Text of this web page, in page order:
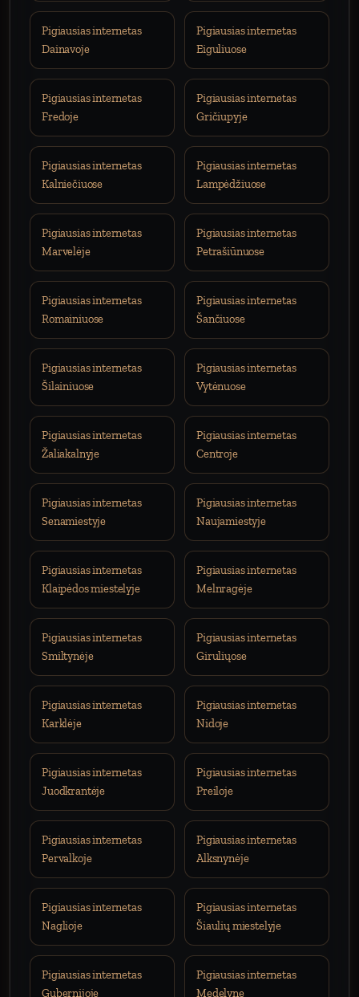
Pigiausias internetas
Dainavoje
Pigiausias internetas
Eiguliuose
Pigiausias internetas
Fredoje
Pigiausias internetas
Gričiupyje
Pigiausias internetas
Kalniečiuose
Pigiausias internetas
Lampėdžiuose
Pigiausias internetas
Marvelėje
Pigiausias internetas
Petrašiūnuose
Pigiausias internetas
Romainiuose
Pigiausias internetas
Šančiuose
Pigiausias internetas
Šilainiuose
Pigiausias internetas
Vytėnuose
Pigiausias internetas
Žaliakalnyje
Pigiausias internetas
Centroje
Pigiausias internetas
Senamiestyje
Pigiausias internetas
Naujamiestyje
Pigiausias internetas
Klaipėdos miestelyje
Pigiausias internetas
Melnragėje
Pigiausias internetas
Smiltynėje
Pigiausias internetas
Giruliųose
Pigiausias internetas
Karklėje
Pigiausias internetas
Nidoje
Pigiausias internetas
Juodkrantėje
Pigiausias internetas
Preiloje
Pigiausias internetas
Pervalkoje
Pigiausias internetas
Alksnynėje
Pigiausias internetas
Naglioje
Pigiausias internetas
Šiaulių miestelyje
Pigiausias internetas
Gubernijoje
Pigiausias internetas
Medelyne